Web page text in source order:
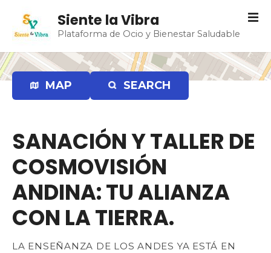
t
a
r
Siente la Vibra
Plataforma de Ocio y Bienestar Saludable
MAP SEARCH
SANACIÓN Y TALLER DE
COSMOVISIÓN
ANDINA: TU ALIANZA
CON LA TIERRA.
LA ENSEÑANZA DE LOS ANDES YA ESTÁ EN